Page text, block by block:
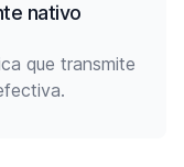
nativo
que transmite